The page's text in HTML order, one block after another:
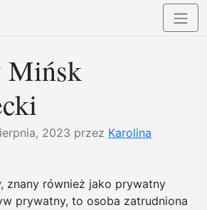
Mińsk
2023 przez Karolina
znany również jako prywatny
prywatny, to osoba zatrudniona